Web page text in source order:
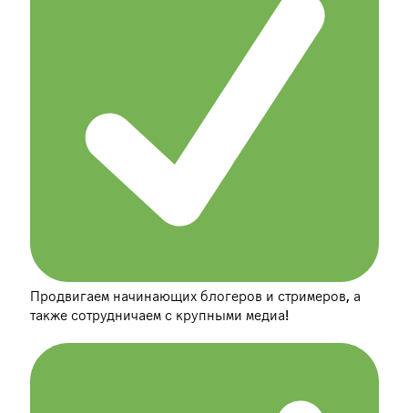
Продвигаем начинающих блогеров и стримеров, а
также сотрудничаем с крупными медиа!